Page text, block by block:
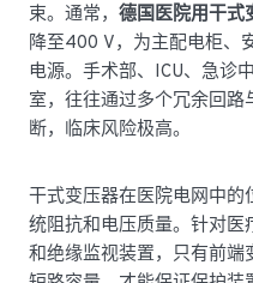
束。通常， 德国医院用干式
降至400 V，为主配电柜、
电源。手术部、ICU、急诊
室，往往通过多个冗余回路
断，临床风险极高。
干式变压器在医院电网中的
统阻抗和电压质量。针对
和绝缘监视装置，只有前端